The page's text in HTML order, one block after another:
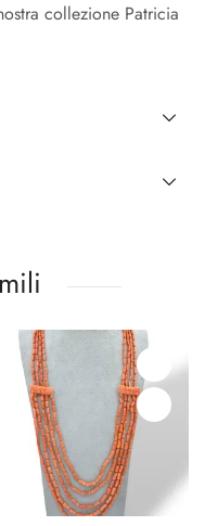
collezione Patricia